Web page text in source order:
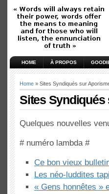
HOME À PROPOS
Home » Sites Syndiqués sur
Sites
Quelques nouvelles
# numéro lambda #
Ce bon vieux
Les néo-luddites
« Gens honnêtes »